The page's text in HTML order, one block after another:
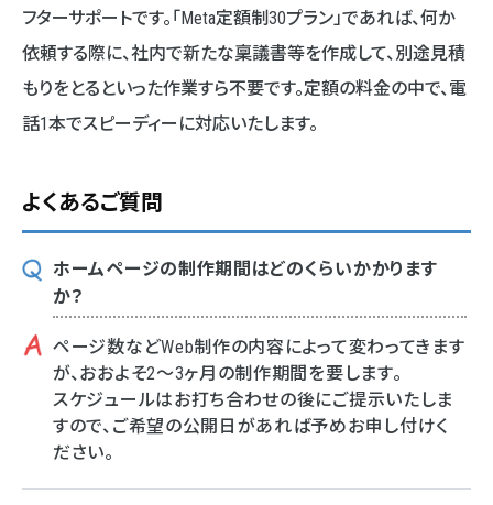
フターサポートです。「Meta定額制30プラン」であれば、何か
依頼する際に、社内で新たな稟議書等を作成して、別途見積
もりをとるといった作業すら不要です。定額の料金の中で、電
話1本でスピーディーに対応いたします。
よくあるご質問
ホームページの制作期間はどのくらいかかります
か？
ページ数などWeb制作の内容によって変わってきます
が、おおよそ2～3ヶ月の制作期間を要します。
スケジュールはお打ち合わせの後にご提示いたしま
すので、ご希望の公開日があれば予めお申し付けく
ださい。